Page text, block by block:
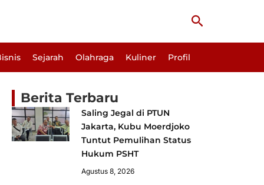
Cari
Sejarah Olahraga Kuliner Profil
Berita Terbaru
Saling Jegal di PTUN
Jakarta, Kubu Moerdjoko
Tuntut Pemulihan Status
Hukum PSHT
Agustus 8, 2026